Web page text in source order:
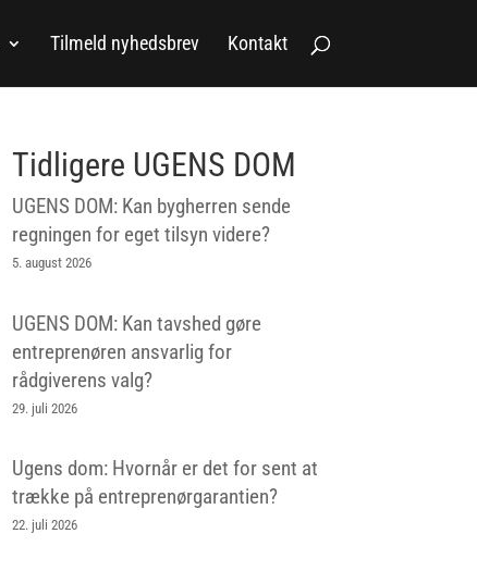
Tilmeld nyhedsbrev Kontakt
Tidligere UGENS DOM
UGENS DOM: Kan bygherren sende
regningen for eget tilsyn videre?
5. august 2026
UGENS DOM: Kan tavshed gøre
entreprenøren ansvarlig for
rådgiverens valg?
29. juli 2026
Ugens dom: Hvornår er det for sent at
trække på entreprenørgarantien?
22. juli 2026